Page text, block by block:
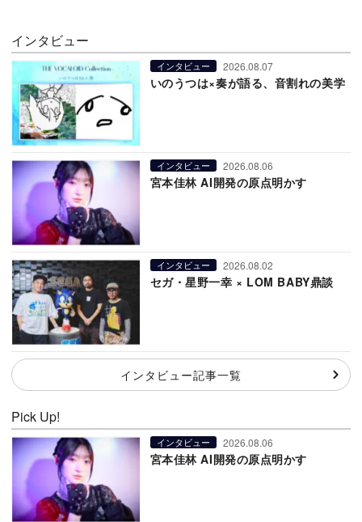
インタビュー
インタビュー 2026.08.07
いのうつは×奏が語る、音割れの美学
インタビュー 2026.08.06
宮本佳林 AI開発の原点明かす
インタビュー 2026.08.02
セガ・星野一幸 × LOM BABY鼎談
インタビュー記事一覧
Pick Up!
インタビュー 2026.08.06
宮本佳林 AI開発の原点明かす